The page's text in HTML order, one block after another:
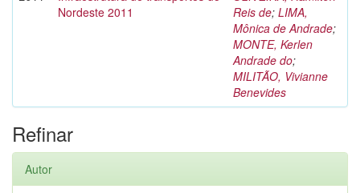
Nordeste 2011
Reis de; LIMA,
Mônica de Andrade;
MONTE, Kerlen
Andrade do;
MILITÃO, Vivianne
Benevides
Refinar
Autor